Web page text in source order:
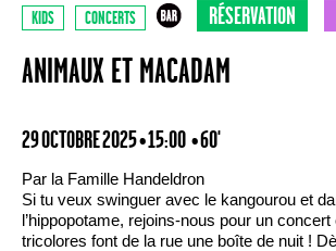
KIDS CONCERTS RÉSERVATION
ANIMAUX ET MACADAM
29 OCTOBRE 2025 • 15:00 • 60'
Par la Famille Handeldron
Si tu veux swinguer avec le kangourou et
l’hippopotame, rejoins-nous pour un concert
tricolores font de la rue une boîte de nuit !